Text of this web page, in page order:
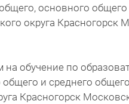
основного общего
округа Красногорск
на обучение по
и среднего общего
Красногорск